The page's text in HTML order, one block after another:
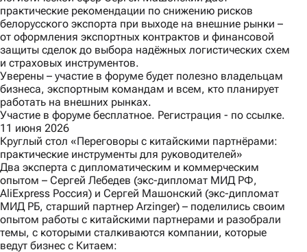
практические рекомендации по снижению рисков
белорусского экспорта при выходе на внешние рынки –
от оформления экспортных контрактов и финансовой
защиты сделок до выбора надёжных логистических схем
и страховых инструментов.
Уверены – участие в форуме будет полезно владельцам
бизнеса, экспортным командам и всем, кто планирует
работать на внешних рынках.
Участие в форуме бесплатное. Регистрация - по ссылке.
11 июня 2026
Круглый стол «Переговоры с китайскими партнёрами:
практические инструменты для руководителей»
Два эксперта с дипломатическим и коммерческим
опытом – Сергей Лебедев (экс-дипломат МИД РФ,
AliExpress Россия) и Сергей Машонский (экс-дипломат
МИД РБ, старший партнер Arzinger) – поделились своим
опытом работы с китайскими партнерами и разобрали
темы, с которыми сталкиваются компании, которые
ведут бизнес с Китаем: